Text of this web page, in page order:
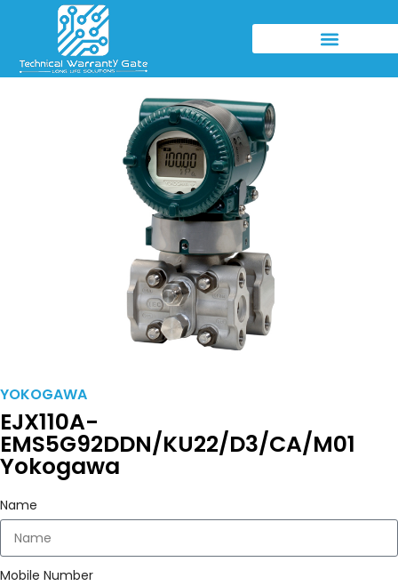
YOKOGAWA
EJX110A-
EMS5G92DDN/KU22/D3/CA/M01
Yokogawa
Name
Mobile Number